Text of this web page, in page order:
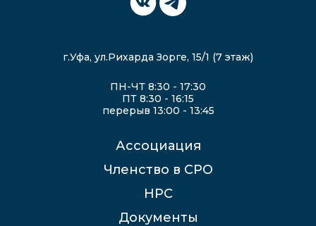
г.Уфа, ул.Рихарда Зорге, 15/1 (7 этаж)
ПН-ЧТ 8:30 - 17:30
ПТ 8:30 - 16:15
перерыв 13:00 - 13:45
Ассоциация
Членство в СРО
НРС
Документы